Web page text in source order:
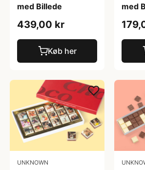
med Billede
439,00 kr
Køb her
med
UNKNOWN